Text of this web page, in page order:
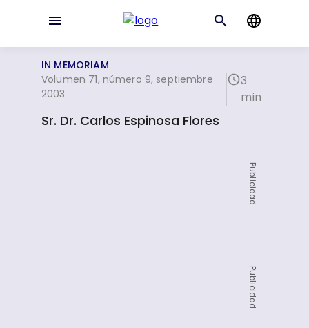
IN MEMORIAM
Volumen 71, número 9, septiembre
2003
3
min
Sr. Dr. Carlos Espinosa Flores
Publicidad
Publicidad